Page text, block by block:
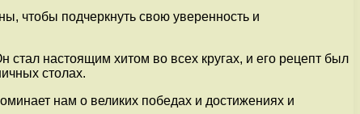
чтобы подчеркнуть свою уверенность и
настоящим хитом во всех кругах, и его рецепт был
столах.
нам о великих победах и достижениях и